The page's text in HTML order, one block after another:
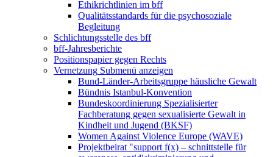
Ethikrichtlinien im bff
Qualitätsstandards für die psychosoziale
Begleitung
Schlichtungsstelle des bff
bff-Jahresberichte
Positionspapier gegen Rechts
Vernetzung Submenü anzeigen
Bund-Länder-Arbeitsgruppe häusliche Gewalt
Bündnis Istanbul-Konvention
Bundeskoordinierung Spezialisierter
Fachberatung gegen sexualisierte Gewalt in
Kindheit und Jugend (BKSF)
Women Against Violence Europe (WAVE)
Projektbeirat "support f(x) – schnittstelle für